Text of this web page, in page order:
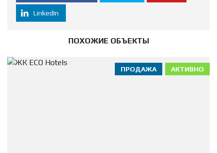
LinkedIn
ПОХОЖИЕ ОБЪЕКТЫ
АКТИВНО
ПРОДАЖА